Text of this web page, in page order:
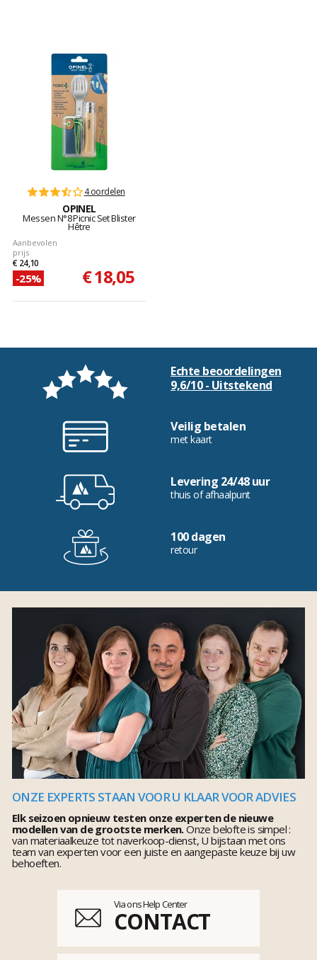
4 oordelen
OPINEL
Messen N°8 Picnic Set Blister
Hêtre
Aanbevolen
prijs
€ 24,10
-25% € 18,05
Echte beoordelingen
9,6/10 - Uitstekend
Veilig betalen
met kaart
Levering 24/48 uur
thuis of afhaalpunt
100 dagen
retour
ONZE EXPERTS STAAN VOOR U KLAAR VOOR ADVIES
Elk seizoen opnieuw testen onze experten de nieuwe
modellen van de grootste merken.Onze belofte is simpel :
van materiaalkeuze tot naverkoop-dienst, U bijstaan met ons
team van experten voor een juiste en aangepaste keuze bij uw
behoeften.
Via ons Help Center
CONTACT